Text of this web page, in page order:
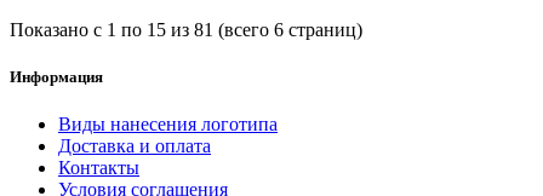
Показано с 1 по 15 из 81 (всего 6 страниц)
Информация
Виды нанесения логотипа
Доставка и оплата
Контакты
Условия соглашения